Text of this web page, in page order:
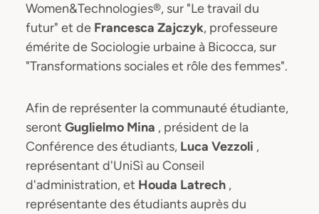
Women&Technologies®, sur "Le travail du
futur" et de Francesca Zajczyk, professeure
émérite de Sociologie urbaine à Bicocca, sur
"Transformations sociales et rôle des femmes".
Afin de représenter la communauté étudiante,
seront Guglielmo Mina , président de la
Conférence des étudiants, Luca Vezzoli ,
représentant d'UniSì au Conseil
d'administration, et Houda Latrech ,
représentante des étudiants auprès du